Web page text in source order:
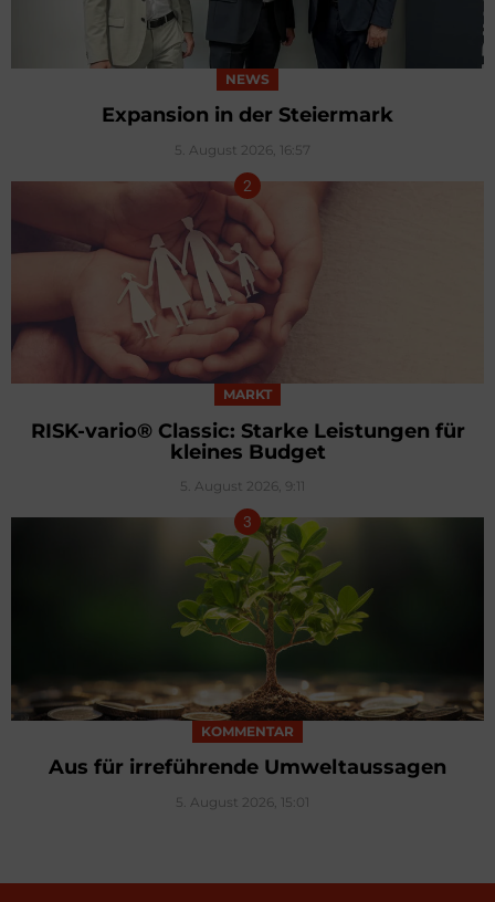
NEWS
Expansion in der Steiermark
5. August 2026, 16:57
MARKT
RISK-vario® Classic: Starke Leistungen für
kleines Budget
5. August 2026, 9:11
KOMMENTAR
Aus für irreführende Umweltaussagen
5. August 2026, 15:01